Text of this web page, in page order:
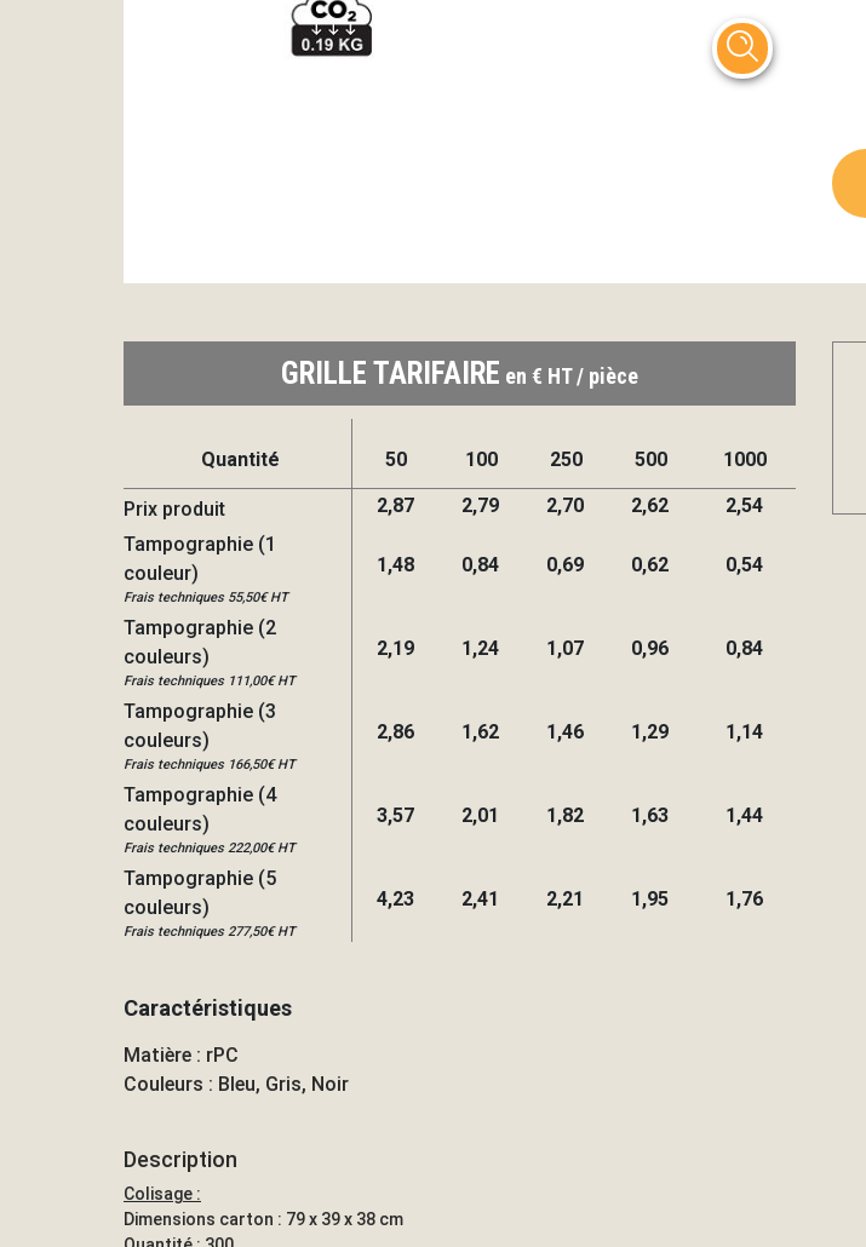
GRILLE TARIFAIRE en € HT / pièce
Quantité 50 100 250 500 1000
Prix produit 2,87 2,79 2,70 2,62
2,54
Tampographie (1
couleur)
Frais techniques 55,50€ HT
1,48 0,84 0,69 0,62 0,54
Tampographie (2
couleurs)
Frais techniques 111,00€ HT
2,19 1,24 1,07 0,96 0,84
Tampographie (3
couleurs)
Frais techniques 166,50€ HT
2,86 1,62 1,46 1,29 1,14
Tampographie (4
couleurs)
Frais techniques 222,00€ HT
3,57 2,01 1,82 1,63 1,44
Tampographie (5
couleurs)
Frais techniques 277,50€ HT
4,23 2,41 2,21 1,95 1,76
Caractéristiques
Matière : rPC
Couleurs : Bleu, Gris, Noir
Description
Colisage :
Dimensions carton : 79 x 39 x 38 cm